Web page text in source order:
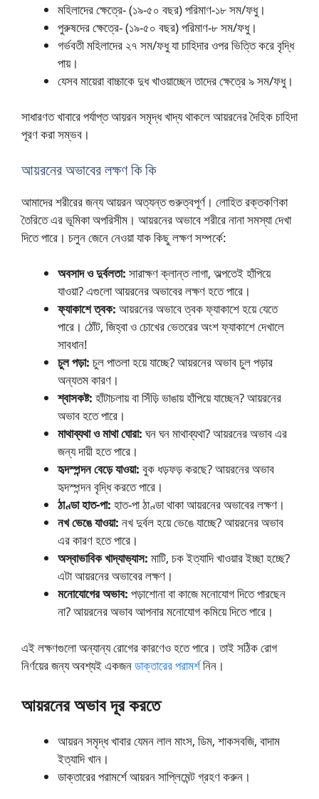
মহিলাদের ক্ষেত্রে- (১৯-৫০ বছর) পরিমাণ-১৮ সম/ফধু।
পুরুষদের ক্ষেত্রে- (১৯-৫০ বছর) পরিমাণ-৮ সম/ফধু।
গর্ভবতী মহিলাদের ২৭ সম/ফধু যা চাহিদার ওপর ভিত্তি করে বৃদ্ধি
পায়।
যেসব মায়েরা বাচ্চাকে দুধ খাওয়াচ্ছেন তাদের ক্ষেত্রে ৯ সম/ফধু।
সাধারণত খাবারে পর্যাপ্ত আয়রন সমৃদ্ধ খাদ্য থাকলে আয়রনের দৈহিক চাহিদা
পূরণ করা সম্ভব।
আয়রনের অভাবের লক্ষণ কি কি
আমাদের শরীরের জন্য আয়রন অত্যন্ত গুরুত্বপূর্ণ। লোহিত রক্তকণিকা
তৈরিতে এর ভূমিকা অপরিসীম। আয়রনের অভাবে শরীরে নানা সমস্যা দেখা
দিতে পারে। চলুন জেনে নেওয়া যাক কিছু লক্ষণ সম্পর্কে:
অবসাদ ও দুর্বলতা: সারাক্ষণ ক্লান্ত লাগা, অল্পতেই হাঁপিয়ে
যাওয়া? এগুলো আয়রনের অভাবের লক্ষণ হতে পারে।
ফ্যাকাশে ত্বক: আয়রনের অভাবে ত্বক ফ্যাকাশে হয়ে যেতে
পারে। ঠোঁট, জিহ্বা ও চোখের ভেতরের অংশ ফ্যাকাশে দেখালে
সাবধান!
চুল পড়া: চুল পাতলা হয়ে যাচ্ছে? আয়রনের অভাব চুল পড়ার
অন্যতম কারণ।
শ্বাসকষ্ট: হাঁটাচলায় বা সিঁড়ি ভাঙায় হাঁপিয়ে যাচ্ছেন? আয়রনের
অভাব হতে পারে।
মাথাব্যথা ও মাথা ঘোরা: ঘন ঘন মাথাব্যথা? আয়রনের অভাব এর
জন্য দায়ী হতে পারে।
হৃদস্পন্দন বেড়ে যাওয়া: বুক ধড়ফড় করছে? আয়রনের অভাব
হৃদস্পন্দন বৃদ্ধি করতে পারে।
ঠাণ্ডা হাত-পা: হাত-পা ঠাণ্ডা থাকা আয়রনের অভাবের লক্ষণ।
নখ ভেঙে যাওয়া: নখ দুর্বল হয়ে ভেঙে যাচ্ছে? আয়রনের অভাব
এর কারণ হতে পারে।
অস্বাভাবিক খাদ্যাভ্যাস: মাটি, চক ইত্যাদি খাওয়ার ইচ্ছা হচ্ছে?
এটা আয়রনের অভাবের লক্ষণ।
মনোযোগের অভাব: পড়াশোনা বা কাজে মনোযোগ দিতে পারছেন
না? আয়রনের অভাব আপনার মনোযোগ কমিয়ে দিতে পারে।
এই লক্ষণগুলো অন্যান্য রোগের কারণেও হতে পারে। তাই সঠিক রোগ
নির্ণয়ের জন্য অবশ্যই একজনডাক্তারের পরামর্শনিন।
আয়রনের অভাব দূর করতে
আয়রন সমৃদ্ধ খাবার যেমন লাল মাংস, ডিম, শাকসবজি, বাদাম
ইত্যাদি খান।
ডাক্তারের পরামর্শে আয়রন সাপ্লিমেন্ট গ্রহণ করুন।